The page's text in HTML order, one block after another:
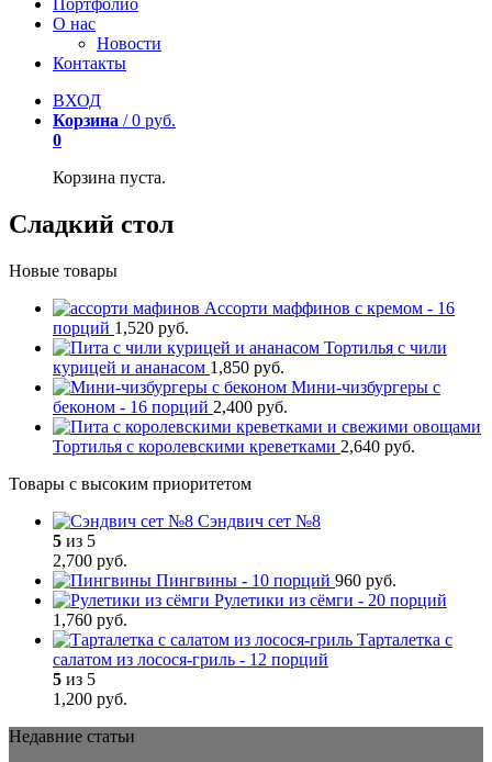
Портфолио
О нас
Новости
Контакты
ВХОД
Корзина /0 руб.
0
Корзина пуста.
Сладкий стол
Новые товары
Ассорти маффинов с кремом - 16
порций 1,520 руб.
Тортилья с чили
курицей и ананасом 1,850 руб.
Мини-чизбургеры с
беконом - 16 порций 2,400 руб.
Тортилья с королевскими креветками 2,640 руб.
Товары с высоким приоритетом
Сэндвич сет №8
5 из 5
2,700 руб.
Пингвины - 10 порций 960 руб.
Рулетики из сёмги - 20 порций
1,760 руб.
Тарталетка с
салатом из лосося-гриль - 12 порций
5 из 5
1,200 руб.
Недавние статьи